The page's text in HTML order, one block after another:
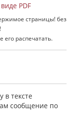
PDF
страницы! без
распечатать.
в тексте
сообщение по